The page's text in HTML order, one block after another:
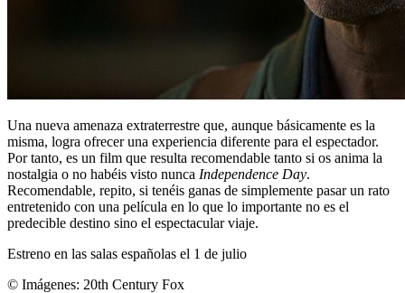
Una nueva amenaza extraterrestre que, aunque básicamente es la
misma, logra ofrecer una experiencia diferente para el espectador.
Por tanto, es un film que resulta recomendable tanto si os anima la
nostalgia o no habéis visto nunca Independence Day.
Recomendable, repito, si tenéis ganas de simplemente pasar un rato
entretenido con una película en lo que lo importante no es el
predecible destino sino el espectacular viaje.
Estreno en las salas españolas el 1 de julio
© Imágenes: 20th Century Fox